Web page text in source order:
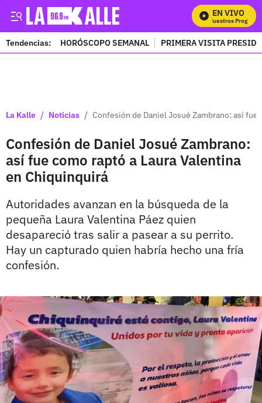
EN VIVO
Mira Todos Nuestros Programas
Tendencias: HORÓSCOPO SEMANAL PRIMERA VISITA
La Kalle / Noticias / Confesión de Daniel Josué Zambrano: así
Confesión de Daniel Josué Zambrano:
así fue como raptó a Laura Valentina
en Chiquinquirá
Autoridades avanzan en la búsqueda de la
pequeña Laura Valentina Páez quien
desapareció tras salir a pasear a su perrito.
Hay un capturado quien habría hecho una fría
confesión.